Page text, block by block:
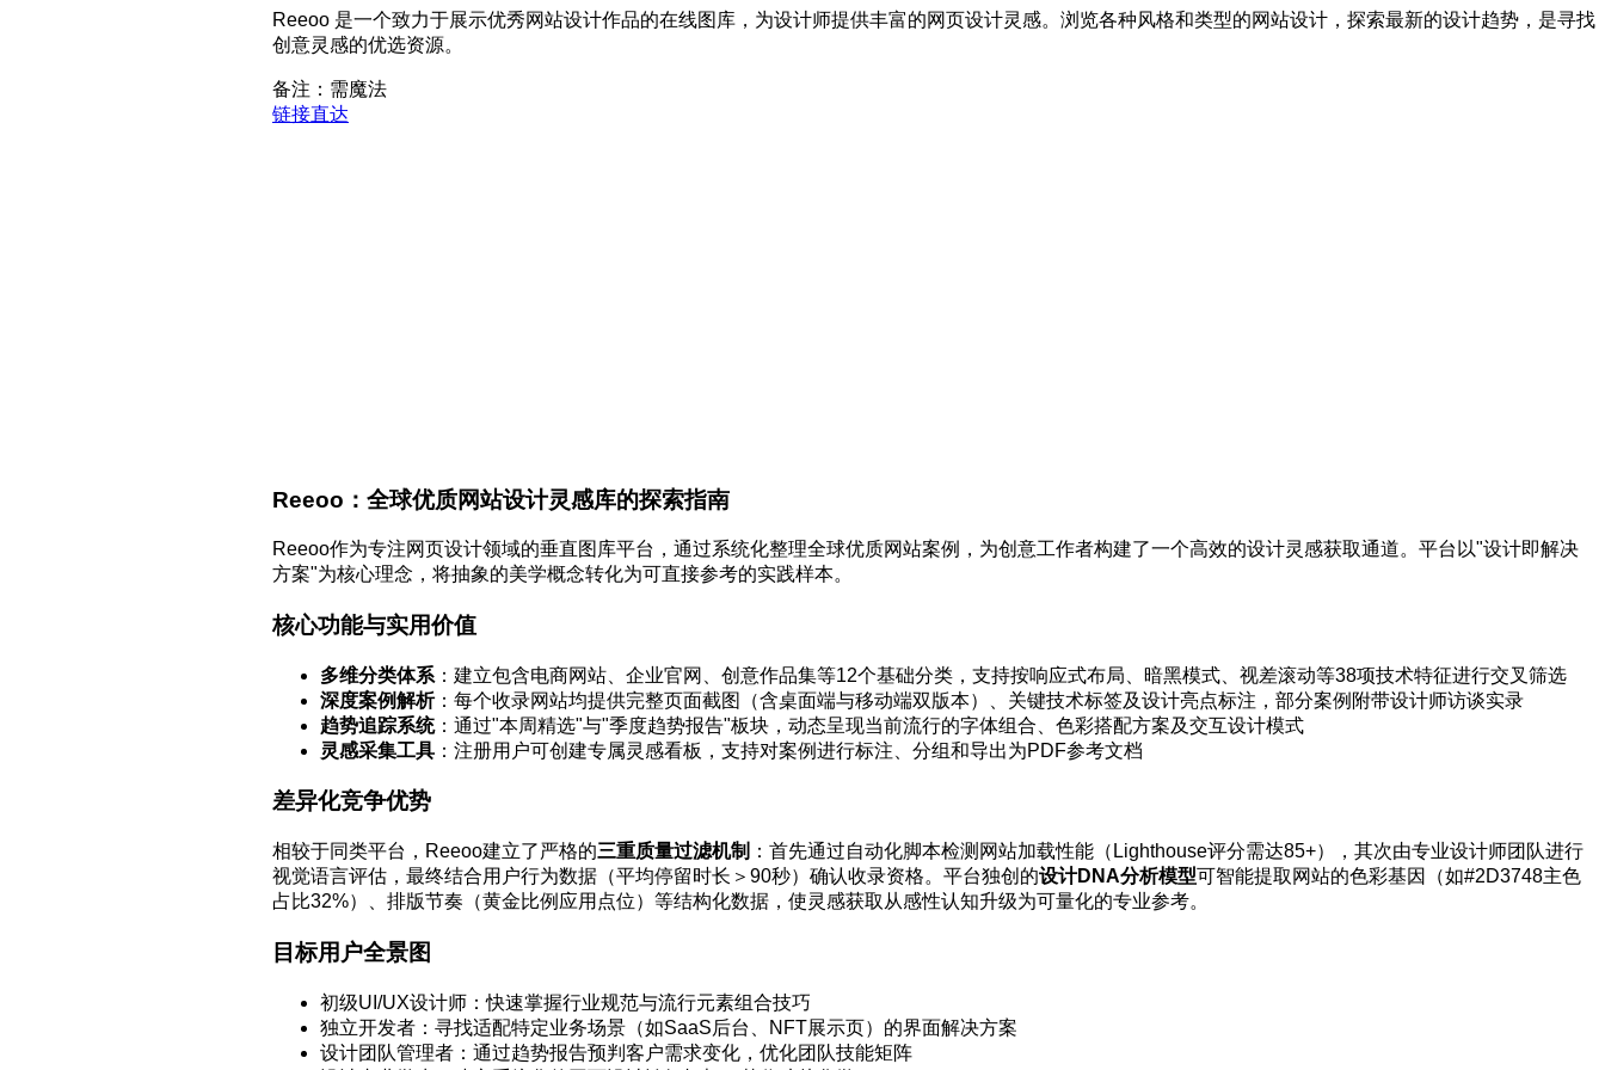
Reeoo 是一个致力于展示优秀网站设计作品的在线图库，为设计师提供丰富的网页设计灵感。浏览各种风格和类型的网站设计，探索最新的设计趋势，是寻找
创意灵感的优选资源。
备注：需魔法
链接直达
Reeoo：全球优质网站设计灵感库的探索指南
Reeoo作为专注网页设计领域的垂直图库平台，通过系统化整理全球优质网站案例，为创意工作者构建了一个高效的设计灵感获取通道。平台以"设计即解决
方案"为核心理念，将抽象的美学概念转化为可直接参考的实践样本。
核心功能与实用价值
多维分类体系 ：建立包含电商网站、企业官网、创意作品集等12个基础分类，支持按响应式布局、暗黑模式、视差滚动等38项技术特征进行交叉筛选
深度案例解析：每个收录网站均提供完整页面截图（含桌面端与移动端双版本）、关键技术标签及设计亮点标注，部分案例附带设计师访谈实录
趋势追踪系统：通过"本周精选"与"季度趋势报告"板块，动态呈现当前流行的字体组合、色彩搭配方案及交互设计模式
灵感采集工具 ：注册用户可创建专属灵感看板，支持对案例进行标注、分组和导出为PDF参考文档
差异化竞争优势
相较于同类平台，Reeoo建立了严格的三重质量过滤机制 ：首先通过自动化脚本检测网站加载性能（Lighthouse评分需达85+），其次由专业设计师团队进行
视觉语言评估，最终结合用户行为数据（平均停留时长＞90秒）确认收录资格。平台独创的设计DNA分析模型可智能提取网站的色彩基因（如#2D3748主色
占比32%）、排版节奏（黄金比例应用点位）等结构化数据，使灵感获取从感性认知升级为可量化的专业参考。
目标用户全景图
初级UI/UX设计师：快速掌握行业规范与流行元素组合技巧
独立开发者：寻找适配特定业务场景（如SaaS后台、NFT展示页）的界面解决方案
设计团队管理者：通过趋势报告预判客户需求变化，优化团队技能矩阵